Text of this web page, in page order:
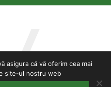
asigura că vă oferim cea mai
site-ul nostru web